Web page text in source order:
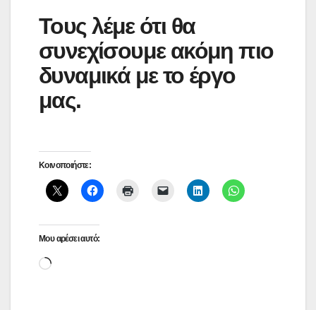
Τους λέμε ότι θα
συνεχίσουμε ακόμη πιο
δυναμικά με το έργο
μας.
Κοινοποιήστε:
Μου αρέσει αυτό:
Loading…